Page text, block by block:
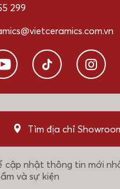
299
Tìm địa chỉ
cập nhật thông tin mới
và sự kiện